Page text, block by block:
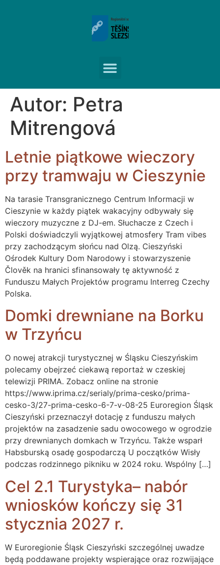
Autor: Petra
Mitrengová
Letnie piątkowe wieczory
przy tramwaju w Cieszynie
Na tarasie Transgranicznego Centrum Informacji w
Cieszynie w każdy piątek wakacyjny odbywały się
wieczory muzyczne z DJ-em. Słuchacze z Czech i
Polski doświadczyli wyjątkowej atmosfery Tram vibes
przy zachodzącym słońcu nad Olzą. Cieszyński
Ośrodek Kultury Dom Narodowy i stowarzyszenie
Člověk na hranici sfinansowały tę aktywność z
Funduszu Małych Projektów programu Interreg Czechy
Polska.
Domki drewniane na Borku
w Trzyńcu
O nowej atrakcji turystycznej w Śląsku Cieszyńskim
polecamy obejrzeć ciekawą reportaż w czeskiej
telewizji PRIMA. Zobacz online na stronie
https://www.iprima.cz/serialy/prima-cesko/prima-
cesko-3/27-prima-cesko-6-7-v-08-25 Euroregion Śląsk
Cieszyński przeznaczył dotację z funduszu małych
projektów na zasadzenie sadu owocowego w ogrodzie
przy drewnianych domkach w Trzyńcu. Także wsparł
Habsburską osadę gospodarczą U początków Wisły
podczas rodzinnego pikniku w 2024 roku. Wspólny […]
Cel 2.1 Turystyka– nabór
wniosków kończy się 31
stycznia 2027 r.
W Euroregionie Śląsk Cieszyński szczególnej uwadze
będą poddawane projekty wspierające oraz rozwijające